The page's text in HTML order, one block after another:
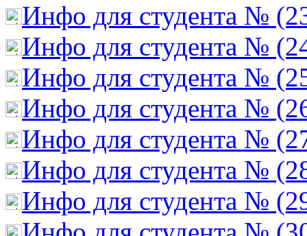
Инфо для студента №
Инфо для студента №
Инфо для студента №
Инфо для студента №
Инфо для студента №
Инфо для студента №
Инфо для студента №